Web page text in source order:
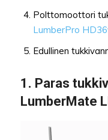
Polttomoottori
LumberPro
Edullinen
1. Paras
LumberMate